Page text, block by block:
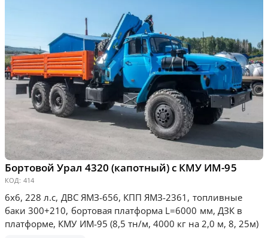
Бортовой Урал 4320 (капотный) с КМУ ИМ-95
КОД: 414
6х6, 228 л.с, ДВС ЯМЗ-656, КПП ЯМЗ-2361, топливные
баки 300+210, бортовая платформа L=6000 мм, ДЗК в
платформе, КМУ ИМ-95 (8,5 тн/м, 4000 кг на 2,0 м, 8, 25м)